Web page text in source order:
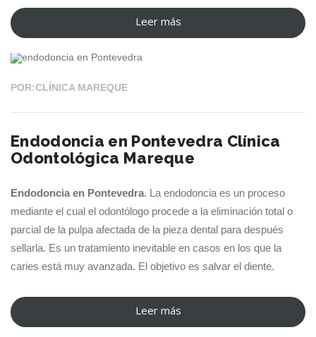
Leer más
“Dra.
Mareque
en
la
“Endodoncia
para
13 JUL 2020
POR:CLÍNICA MAREQUE
Endodoncia en Pontevedra Clínica
Odontológica Mareque
Endodoncia en Pontevedra. La endodoncia es un proceso
mediante el cual el odontólogo procede a la eliminación total o
parcial de la pulpa afectada de la pieza dental para después
sellarla. Es un tratamiento inevitable en casos en los que la
caries está muy avanzada. El objetivo es salvar el diente.
Leer más
“Endodoncia